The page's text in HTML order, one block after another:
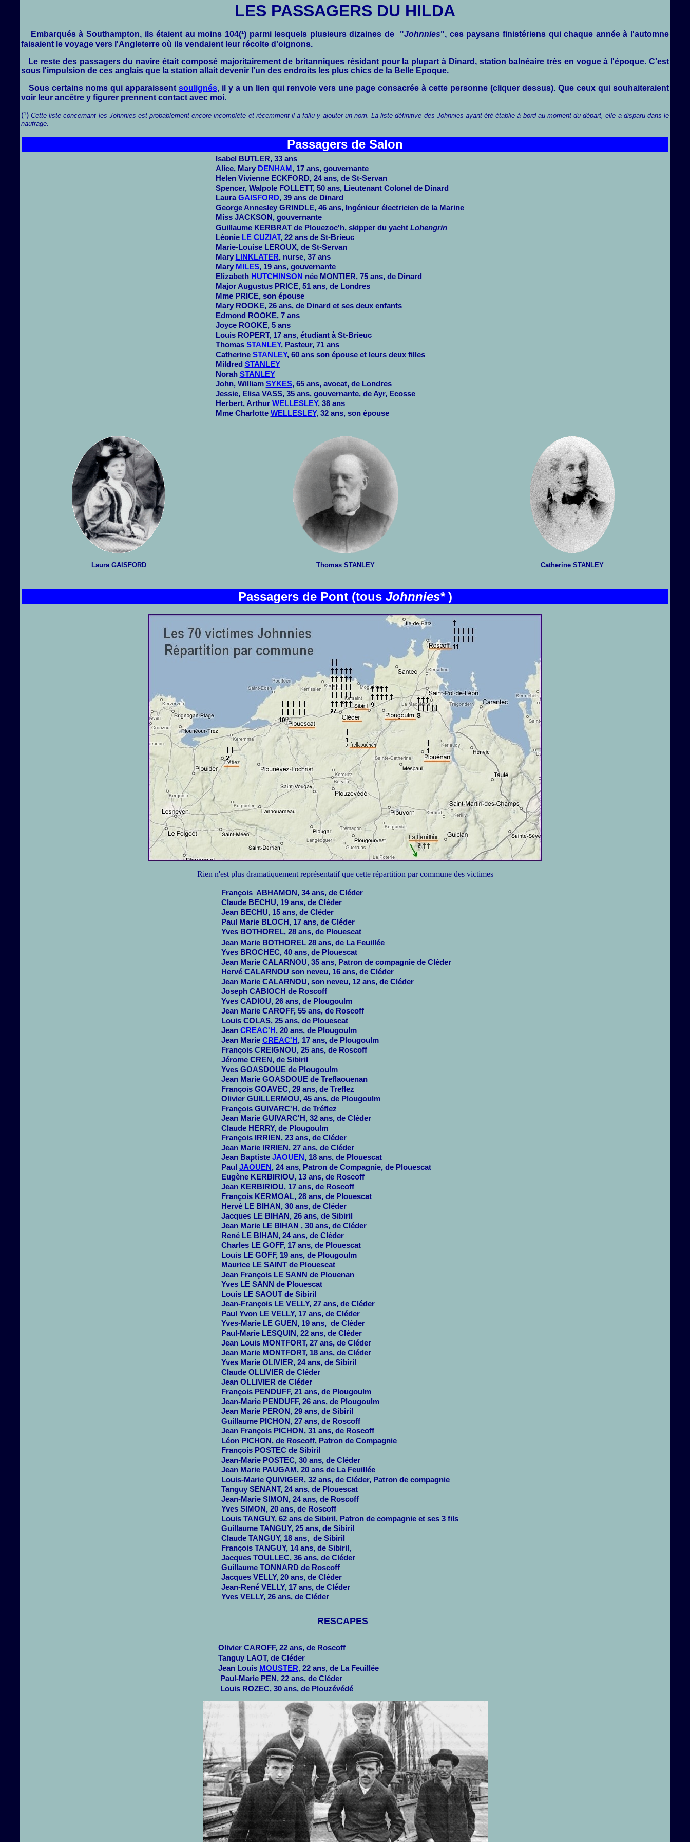
LES PASSAGERS DU HILDA
Embarqués à Southampton, ils étaient au moins 104(¹) parmi lesquels plusieurs dizaines de "Johnnies", ces paysans finistériens qui chaque année à l'automne
faisaient le voyage vers l'Angleterre où ils vendaient leur récolte d'oignons.
Le reste des passagers du navire était composé majoritairement de britanniques résidant pour la plupart à Dinard, station balnéaire très en vogue à l'époque. C'est
sous l'impulsion de ces anglais que la station allait devenir l'un des endroits les plus chics de la Belle Epoque.
Sous certains noms qui apparaissent soulignés, il y a un lien qui renvoie vers une page consacrée à cette personne (cliquer dessus). Que ceux qui souhaiteraient
voir leur ancêtre y figurer prennent contact avec moi.
(¹) Cette liste concernant les Johnnies est probablement encore incomplète et récemment il a fallu y ajouter un nom. La liste définitive des Johnnies ayant été établie à bord au moment du départ, elle a disparu dans le
naufrage.
Passagers de Salon
Isabel BUTLER, 33 ans
Alice, Mary DENHAM , 17 ans, gouvernante
Helen Vivienne ECKFORD, 24 ans, de St-Servan
Spencer, Walpole FOLLETT, 50 ans, Lieutenant Colonel de Dinard
LauraGAISFORD, 39 ans de Dinard
George Annesley GRINDLE, 46 ans, Ingénieur électricien de la Marine
Miss JACKSON, gouvernante
Guillaume KERBRAT de Plouezoc'h, skipper du yacht Lohengrin
Léonie LE CUZIAT, 22 ans de St-Brieuc
Marie-Louise LEROUX, de St-Servan
Mary LINKLATER, nurse, 37 ans
Mary MILES, 19 ans, gouvernante
Elizabeth HUTCHINSON née MONTIER, 75 ans, de Dinard
Major Augustus PRICE, 51 ans, de Londres
Mme PRICE, son épouse
Mary ROOKE, 26 ans, de Dinard et ses deux enfants
Edmond ROOKE, 7 ans
Joyce ROOKE, 5 ans
Louis ROPERT, 17 ans, étudiant à St-Brieuc
Thomas STANLEY, Pasteur, 71 ans
Catherine STANLEY, 60 ans son épouse et leurs deux filles
Mildred STANLEY
Norah STANLEY
John, William SYKES, 65 ans, avocat, de Londres
Jessie, Elisa VASS, 35 ans, gouvernante, de Ayr, Ecosse
Herbert, Arthur WELLESLEY, 38 ans
Mme Charlotte WELLESLEY, 32 ans, son épouse
Laura GAISFORD Thomas STANLEY Catherine STANLEY
Passagers de Pont (tous Johnnies* )
Rien n'est plus dramatiquement représentatif que cette répartition par commune des victimes
François ABHAMON, 34 ans, de Cléder
Claude BECHU, 19 ans, de Cléder
Jean BECHU, 15 ans, de Cléder
Paul Marie BLOCH, 17 ans, de Cléder
Yves BOTHOREL, 28 ans, de Plouescat
Jean Marie BOTHOREL 28 ans, de La Feuillée
Yves BROCHEC, 40 ans, de Plouescat
Jean Marie CALARNOU, 35 ans, Patron de compagnie de Cléder
Hervé CALARNOU son neveu, 16 ans, de Cléder
Jean Marie CALARNOU, son neveu, 12 ans, de Cléder
Joseph CABIOCH de Roscoff
Yves CADIOU, 26 ans, de Plougoulm
Jean Marie CAROFF, 55 ans, de Roscoff
Louis COLAS, 25 ans, de Plouescat
Jean CREAC'H , 20 ans, de Plougoulm
Jean Marie CREAC'H , 17 ans, de Plougoulm
François CREIGNOU, 25 ans, de Roscoff
Jérome CREN, de Sibiril
Yves GOASDOUE de Plougoulm
Jean Marie GOASDOUE de Treflaouenan
François GOAVEC, 29 ans, de Treflez
Olivier GUILLERMOU, 45 ans, de Plougoulm
François GUIVARC'H, de Tréflez
Jean Marie GUIVARC'H, 32 ans, de Cléder
Claude HERRY, de Plougoulm
François IRRIEN, 23 ans, de Cléder
Jean Marie IRRIEN, 27 ans, de Cléder
Jean Baptiste JAOUEN , 18 ans, de Plouescat
Paul JAOUEN , 24 ans, Patron de Compagnie, de Plouescat
Eugène KERBIRIOU, 13 ans, de Roscoff
Jean KERBIRIOU, 17 ans, de Roscoff
François KERMOAL, 28 ans, de Plouescat
Hervé LE BIHAN, 30 ans, de Cléder
Jacques LE BIHAN, 26 ans, de Sibiril
Jean Marie LE BIHAN , 30 ans, de Cléder
René LE BIHAN, 24 ans, de Cléder
Charles LE GOFF, 17 ans, de Plouescat
Louis LE GOFF, 19 ans, de Plougoulm
Maurice LE SAINT de Plouescat
Jean François LE SANN de Plouenan
Yves LE SANN de Plouescat
Louis LE SAOUT de Sibiril
Jean-François LE VELLY, 27 ans, de Cléder
Paul Yvon LE VELLY, 17 ans, de Cléder
Yves-Marie LE GUEN, 19 ans, de Cléder
Paul-Marie LESQUIN, 22 ans, de Cléder
Jean Louis MONTFORT, 27 ans, de Cléder
Jean Marie MONTFORT, 18 ans, de Cléder
Yves Marie OLIVIER, 24 ans, de Sibiril
Claude OLLIVIER de Cléder
Jean OLLIVIER de Cléder
François PENDUFF, 21 ans, de Plougoulm
Jean-Marie PENDUFF, 26 ans, de Plougoulm
Jean Marie PERON, 29 ans, de Sibiril
Guillaume PICHON, 27 ans, de Roscoff
Jean François PICHON, 31 ans, de Roscoff
Léon PICHON, de Roscoff, Patron de Compagnie
François POSTEC de Sibiril
Jean-Marie POSTEC, 30 ans, de Cléder
Jean Marie PAUGAM, 20 ans de La Feuillée
Louis-Marie QUIVIGER, 32 ans, de Cléder, Patron de compagnie
Tanguy SENANT, 24 ans, de Plouescat
Jean-Marie SIMON, 24 ans, de Roscoff
Yves SIMON, 20 ans, de Roscoff
Louis TANGUY, 62 ans de Sibiril, Patron de compagnie et ses 3 fils
Guillaume TANGUY, 25 ans, de Sibiril
Claude TANGUY, 18 ans, de Sibiril
François TANGUY, 14 ans, de Sibiril,
Jacques TOULLEC, 36 ans, de Cléder
Guillaume TONNARD de Roscoff
Jacques VELLY, 20 ans, de Cléder
Jean-René VELLY, 17 ans, de Cléder
Yves VELLY, 26 ans, de Cléder
RESCAPES
Olivier CAROFF, 22 ans, de Roscoff
Tanguy LAOT, de Cléder
Jean Louis MOUSTER, 22 ans, de La Feuillée
Paul-Marie PEN, 22 ans, de Cléder
Louis ROZEC, 30 ans, de Plouzévédé